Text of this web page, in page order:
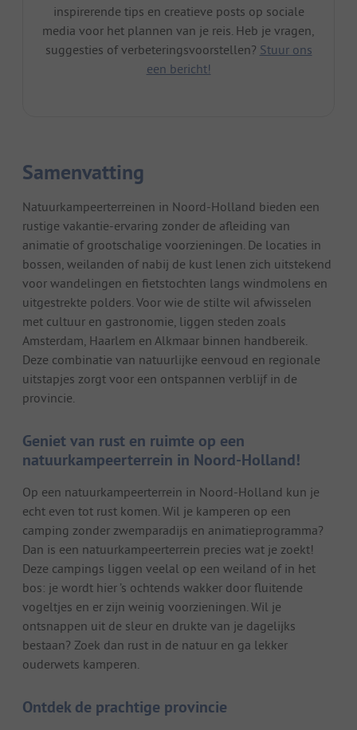
inspirerende tips en creatieve posts op sociale
media voor het plannen van je reis. Heb je vragen,
suggesties of verbeteringsvoorstellen? Stuur ons
een bericht!
Samenvatting
Natuurkampeerterreinen in Noord-Holland bieden een
rustige vakantie-ervaring zonder de afleiding van
animatie of grootschalige voorzieningen. De locaties in
bossen, weilanden of nabij de kust lenen zich uitstekend
voor wandelingen en fietstochten langs windmolens en
uitgestrekte polders. Voor wie de stilte wil afwisselen
met cultuur en gastronomie, liggen steden zoals
Amsterdam, Haarlem en Alkmaar binnen handbereik.
Deze combinatie van natuurlijke eenvoud en regionale
uitstapjes zorgt voor een ontspannen verblijf in de
provincie.
Geniet van rust en ruimte op een
natuurkampeerterrein in Noord-Holland!
Op een natuurkampeerterrein in Noord-Holland kun je
echt even tot rust komen. Wil je kamperen op een
camping zonder zwemparadijs en animatieprogramma?
Dan is een natuurkampeerterrein precies wat je zoekt!
Deze campings liggen veelal op een weiland of in het
bos: je wordt hier ’s ochtends wakker door fluitende
vogeltjes en er zijn weinig voorzieningen. Wil je
ontsnappen uit de sleur en drukte van je dagelijks
bestaan? Zoek dan rust in de natuur en ga lekker
ouderwets kamperen.
Ontdek de prachtige provincie